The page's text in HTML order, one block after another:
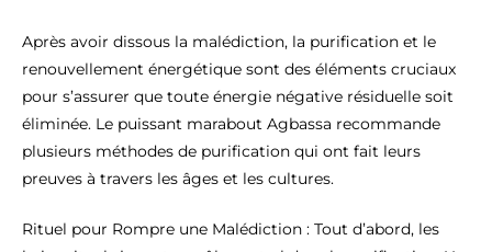
Après avoir dissous la malédiction, la purification et le
renouvellement énergétique sont des éléments cruciaux
pour s’assurer que toute énergie négative résiduelle soit
éliminée. Le puissant marabout Agbassa recommande
plusieurs méthodes de purification qui ont fait leurs
preuves à travers les âges et les cultures.
Rituel pour Rompre une Malédiction : Tout d’abord, les